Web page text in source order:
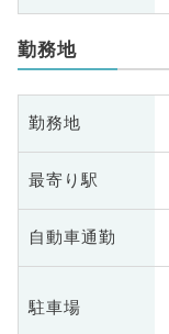
勤務地
勤務地
最寄り駅
自動車通勤
駐車場